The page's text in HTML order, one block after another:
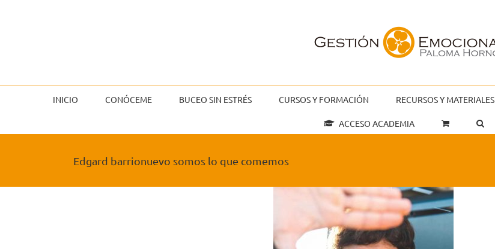
INICIO CONÓCEME BUCEO SIN ESTRÉS CURSOS Y FORMACIÓN RECURSOS Y MATERIALES
ACCESO ACADEMIA
Edgard barrionuevo somos lo que comemos